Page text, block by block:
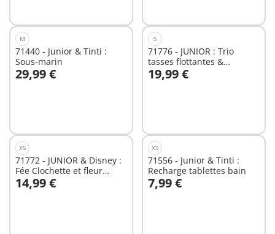
M
71440 - Junior & Tinti :
Sous-marin
29,99 €
Au panier
S
71776 - JUNIOR : Trio
tasses flottantes &
animaux
19,99 €
Au panier
XS
71772 - JUNIOR & Disney :
Fée Clochette et fleur
flottante
14,99 €
Au panier
XS
71556 - Junior & Tinti :
Recharge tablettes bain
7,99 €
Au panier